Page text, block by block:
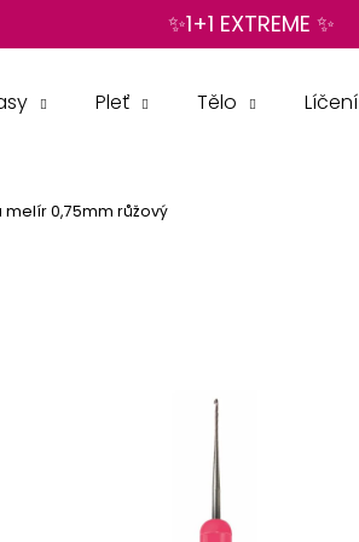
✨1+1 EXTREME ✨
Pleť Tělo Líčení
melír 0,75mm růžový